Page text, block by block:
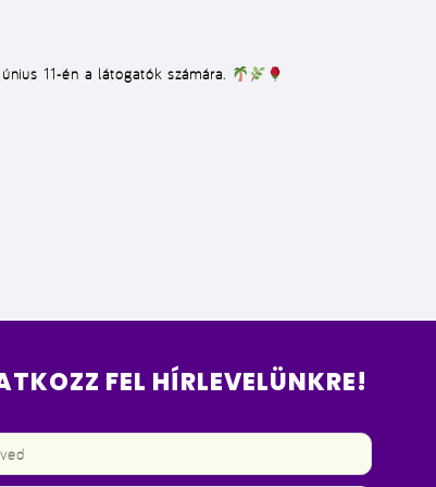
11-én a látogatók számára.
FEL HÍRLEVELÜNKRE!